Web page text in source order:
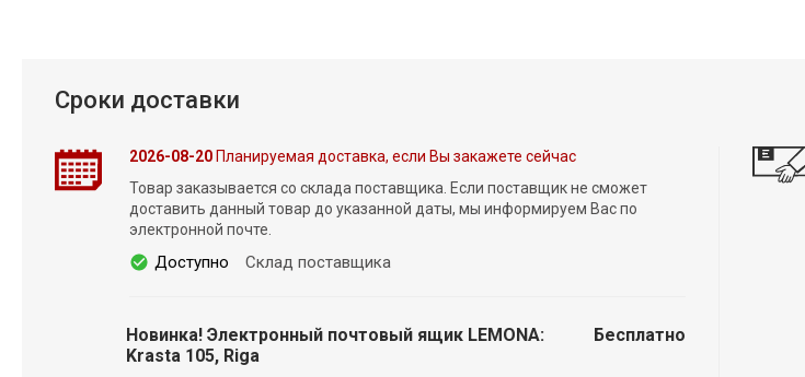
Сроки доставки
2026-08-20Планируемая доставка, если Вы закажете сейчас
Товар заказывается со склада поставщика. Если поставщик не сможет
доставить данный товар до указанной даты, мы информируем Вас по
электронной почте.
Доступно Склад поставщика
Новинка! Электронный почтовый ящик LEMONA:
Krasta 105, Riga
Бесплатно